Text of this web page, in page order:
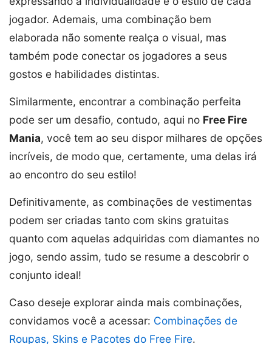
jogador. Ademais, uma combinação bem
elaborada não somente realça o visual, mas
também pode conectar os jogadores a seus
gostos e habilidades distintas.
Similarmente, encontrar a combinação perfeita
pode ser um desafio, contudo, aqui no Free Fire
Mania, você tem ao seu dispor milhares de opções
incríveis, de modo que, certamente, uma delas irá
ao encontro do seu estilo!
Definitivamente, as combinações de vestimentas
podem ser criadas tanto com skins gratuitas
quanto com aquelas adquiridas com diamantes no
jogo, sendo assim, tudo se resume a descobrir o
conjunto ideal!
Caso deseje explorar ainda mais combinações,
convidamos você a acessar: Combinações de
Roupas, Skins e Pacotes do Free Fire.